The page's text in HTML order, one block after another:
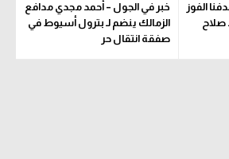
الفوز
صلاح
خبر في الجول – أحمد مجدي مدافع
الزمالك ينضم لـ بترول أسيوط في
صفقة انتقال حر